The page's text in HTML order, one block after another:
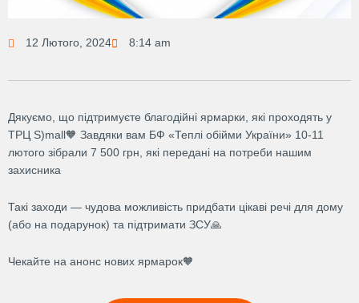
12 Лютого, 2024 8:14 am
Дякуємо, що підтримуєте благодійні ярмарки, які проходять у
ТРЦ S)mall🧡 Завдяки вам БФ «Теплі обійми України» 10-11
лютого зібрали 7 500 грн, які передані на потреби нашим
захисника
Такі заходи — чудова можливість придбати цікаві речі для дому
(або на подарунок) та підтримати ЗСУ🙏
Чекайте на анонс нових ярмарок🧡